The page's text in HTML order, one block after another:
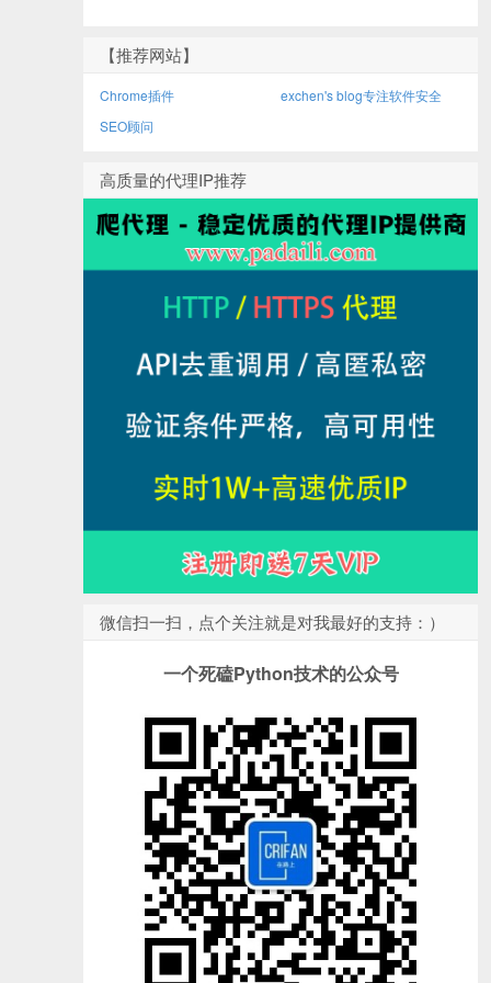
【推荐网站】
Chrome插件
exchen's blog专注软件安全
SEO顾问
高质量的代理IP推荐
微信扫一扫，点个关注就是对我最好的支持：）
一个死磕Python技术的公众号